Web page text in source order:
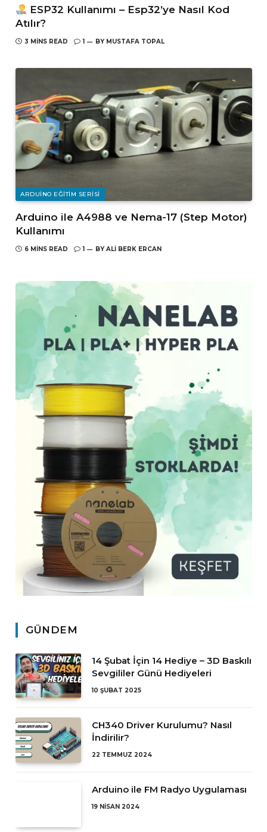
ESP32 Kullanımı – Esp32’ye Nasıl Kod
Atılır?
3 MINS READ 1 BY MUSTAFA TOPAL
ARDUINO EĞITIM SERISI
Arduino ile A4988 ve Nema-17 (Step Motor)
Kullanımı
6 MINS READ 1 BY ALI BERK ERCAN
GÜNDEM
14 Şubat İçin 14 Hediye – 3D Baskılı
Sevgililer Günü Hediyeleri
10 ŞUBAT 2025
CH340 Driver Kurulumu? Nasıl
İndirilir?
22 TEMMUZ 2024
Arduino ile FM Radyo Uygulaması
19 NISAN 2024